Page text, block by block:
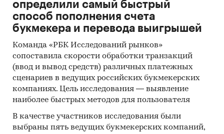
(SHANGHAI) CO., LTD, SHANGHAI SINOTAG
ELECTRONIC TECHNOLOGY CO., LTD, MTECH FIRE
DETECTION SYSTEMS LTD, OMNI GRAIN CORP, P
END P CORP LLC, FS CIRCUIT (SHENZHEN) CO.,
LTD, SHENZHEN E-5CONTINENTS CO., LTD,
WIZMART TECHNOLOGY INC, INFOIMPEX LTD,
KASTANA GLOBAL INS SAN VE TIC LTD STI,
SHENZHEN FS TECHNOLOGY CO., LTD,
SHENZHEN LDA TECHNOLOGY CO., LTD, HANWEI
ELECTRONICS GROUP CORP, TRADER EAST LLC,
MAVILI ELEKTRONIK INS SAN VE TIC A. S., FSE
определили самый быстрый
способ пополнения счета
букмекера и перевода выигрышей
Команда «РБК Исследований рынков»
сопоставила скорости обработки транзакций
(ввод и вывод средств) различных платежных
сценариев в ведущих российских букмекерских
компаниях. Цель исследования — выявление
наиболее быстрых методов для пользователя
В качестве участников исследования были
выбраны пять ведущих букмекерских компаний,